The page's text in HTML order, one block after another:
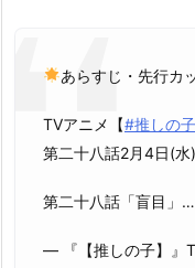
あらすじ・先行カ
TVアニメ【#推しの子
第二十八話2月4日(水
第二十八話「盲目」…
— 『【推しの子】』